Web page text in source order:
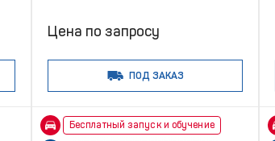
Цена по запросу
ПОД ЗАКАЗ
Бесплатный запуск и обучение